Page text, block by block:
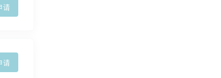
请
请